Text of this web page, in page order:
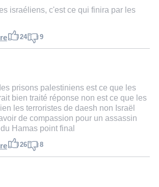
israéliens, c'est ce qui finira par les
24 9
prisons palestiniens est ce que les
bien traité réponse non est ce que les
les terroristes de daesh non Israël
de compassion pour un assassin
Hamas point final
26 8